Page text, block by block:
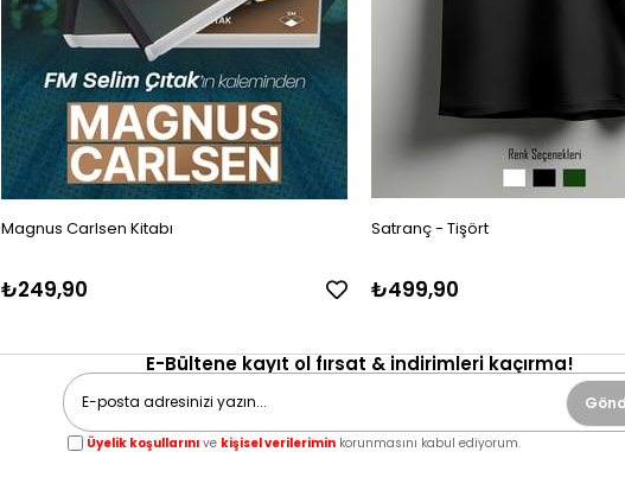
Magnus Carlsen Kitabı
₺249,90
Satranç - Tişört
₺499,90
E-Bültene kayıt ol fırsat & indirimleri kaçırma!
Üyelik koşullarını ve kişisel verilerimin korunmasını kabul ediyorum.